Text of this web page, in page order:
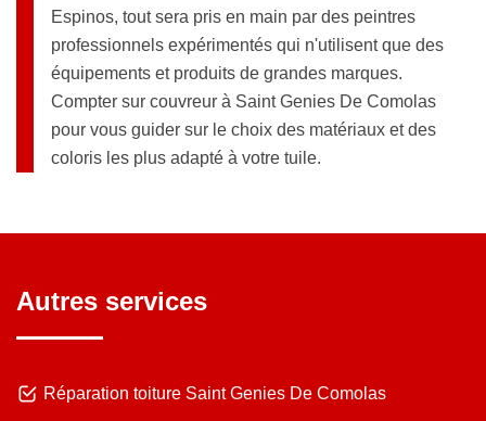
Espinos, tout sera pris en main par des peintres
professionnels expérimentés qui n'utilisent que des
équipements et produits de grandes marques.
Compter sur couvreur à Saint Genies De Comolas
pour vous guider sur le choix des matériaux et des
coloris les plus adapté à votre tuile.
Autres services
Réparation toiture Saint Genies De Comolas